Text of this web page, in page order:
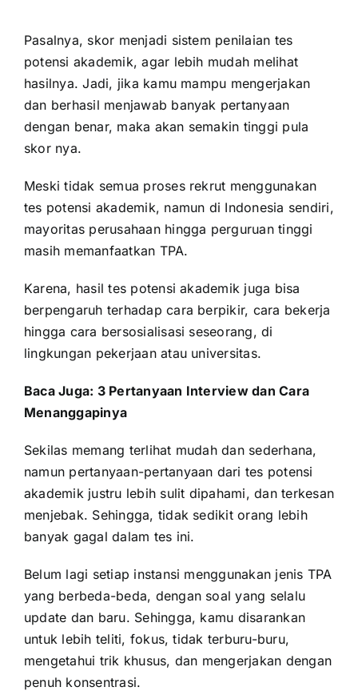
Pasalnya, skor menjadi sistem penilaian tes
potensi akademik, agar lebih mudah melihat
hasilnya. Jadi, jika kamu mampu mengerjakan
dan berhasil menjawab banyak pertanyaan
dengan benar, maka akan semakin tinggi pula
skor nya.
Meski tidak semua proses rekrut menggunakan
tes potensi akademik, namun di Indonesia sendiri,
mayoritas perusahaan hingga perguruan tinggi
masih memanfaatkan TPA.
Karena, hasil tes potensi akademik juga bisa
berpengaruh terhadap cara berpikir, cara bekerja
hingga cara bersosialisasi seseorang, di
lingkungan pekerjaan atau universitas.
Baca Juga: 3 Pertanyaan Interview dan Cara
Menanggapinya
Sekilas memang terlihat mudah dan sederhana,
namun pertanyaan-pertanyaan dari tes potensi
akademik justru lebih sulit dipahami, dan terkesan
menjebak. Sehingga, tidak sedikit orang lebih
banyak gagal dalam tes ini.
Belum lagi setiap instansi menggunakan jenis TPA
yang berbeda-beda, dengan soal yang selalu
update dan baru. Sehingga, kamu disarankan
untuk lebih teliti, fokus, tidak terburu-buru,
mengetahui trik khusus, dan mengerjakan dengan
penuh konsentrasi.